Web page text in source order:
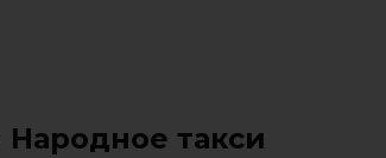
Народное такси